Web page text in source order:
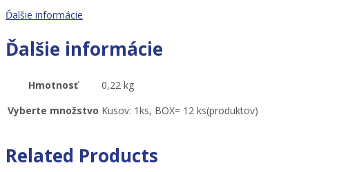
Ďalšie informácie
Ďalšie informácie
Hmotnosť
0,22 kg
Vyberte množstvo Kusov: 1ks, BOX= 12 ks(produktov)
Related Products